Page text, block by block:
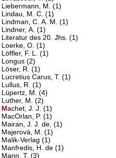
Liebermann, M.(1)
Lindau, M. C.(1)
Lindman, C. A. M.(1)
Lindner, A.(1)
Literatur des 20. Jhs.(1)
Loerke, O.(1)
Löffler, F. L.(1)
Longus(2)
Löser, R.(1)
Lucretius Carus, T.(1)
Lullus, R.(1)
Lüpertz, M.(4)
Luther, M.(2)
Machet, J. J.(1)
MacOrlan, P.(1)
Mairan, J. J. de,(1)
Majerová, M.(1)
Malik-Verlag(1)
Manfredis, H. de(1)
Mann, T.(3)